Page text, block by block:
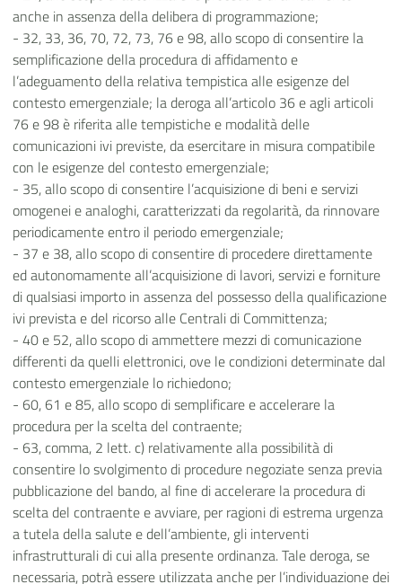
anche in assenza della delibera di programmazione;
- 32, 33, 36, 70, 72, 73, 76 e 98, allo scopo di consentire la
semplificazione della procedura di affidamento e
l’adeguamento della relativa tempistica alle esigenze del
contesto emergenziale; la deroga all’articolo 36 e agli articoli
76 e 98 è riferita alle tempistiche e modalità delle
comunicazioni ivi previste, da esercitare in misura compatibile
con le esigenze del contesto emergenziale;
- 35, allo scopo di consentire l’acquisizione di beni e servizi
omogenei e analoghi, caratterizzati da regolarità, da rinnovare
periodicamente entro il periodo emergenziale;
- 37 e 38, allo scopo di consentire di procedere direttamente
ed autonomamente all’acquisizione di lavori, servizi e forniture
di qualsiasi importo in assenza del possesso della qualificazione
ivi prevista e del ricorso alle Centrali di Committenza;
- 40 e 52, allo scopo di ammettere mezzi di comunicazione
differenti da quelli elettronici, ove le condizioni determinate dal
contesto emergenziale lo richiedono;
- 60, 61 e 85, allo scopo di semplificare e accelerare la
procedura per la scelta del contraente;
- 63, comma, 2 lett. c) relativamente alla possibilità di
consentire lo svolgimento di procedure negoziate senza previa
pubblicazione del bando, al fine di accelerare la procedura di
scelta del contraente e avviare, per ragioni di estrema urgenza
a tutela della salute e dell’ambiente, gli interventi
infrastrutturali di cui alla presente ordinanza. Tale deroga, se
necessaria, potrà essere utilizzata anche per l’individuazione dei